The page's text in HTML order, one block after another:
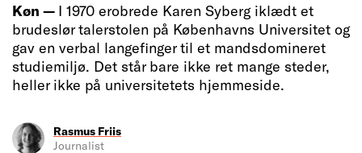
Køn — I 1970 erobrede Karen Syberg iklædt et
brudeslør talerstolen på Københavns Universitet og
gav en verbal langefinger til et mandsdomineret
studiemiljø. Det står bare ikke ret mange steder,
heller ikke på universitetets hjemmeside.
Rasmus Friis
Journalist